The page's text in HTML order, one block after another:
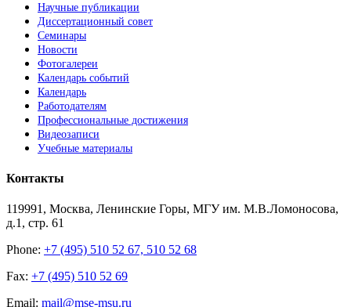
Научные публикации
Диссертационный совет
Семинары
Новости
Фотогалереи
Календарь событий
Календарь
Работодателям
Профессиональные достижения
Видеозаписи
Учебные материалы
Контакты
119991, Москва, Ленинские Горы, МГУ им. М.В.Ломоносова,
д.1, стр. 61
Phone: +7 (495) 510 52 67, 510 52 68
Fax: +7 (495) 510 52 69
Email: mail@mse-msu.ru